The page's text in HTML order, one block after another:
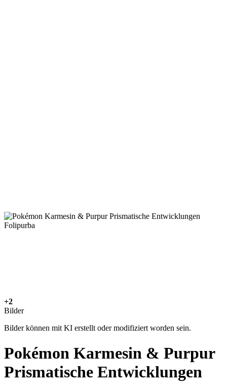
+2
Bilder
Bilder können mit KI erstellt oder modifiziert worden sein.
Pokémon Karmesin & Purpur
Prismatische Entwicklungen